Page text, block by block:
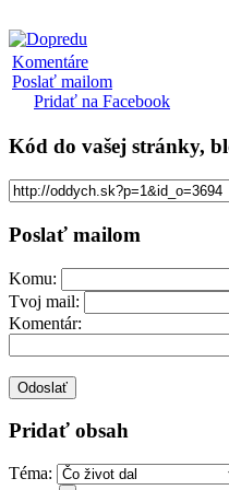
Komentáre
Poslať mailom
Pridať na Facebook
Kód do vašej stránky,
Poslať mailom
Komu:
Tvoj mail:
Komentár:
Pridať obsah
Téma: